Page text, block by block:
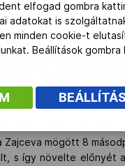
már az első sorozat
mögött 8
s így növelte
elfogad gombra
adatokat is
minden cookie-t
Beállítások